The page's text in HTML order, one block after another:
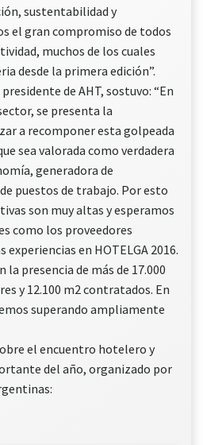
sustentabilidad y
el gran compromiso de todos
muchos de los cuales
desde la primera edición”.
de AHT, sostuvo: “En
se presenta la
a recomponer esta golpeada
sea valorada como verdadera
generadora de
puestos de trabajo. Por esto
son muy altas y esperamos
como los proveedores
en HOTELGA 2016.
la presencia de más de 17.000
y 12.100 m2 contratados. En
superando ampliamente
el encuentro hotelero y
del año, organizado por